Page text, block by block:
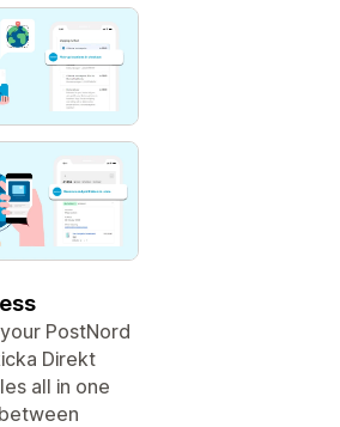
PostNord
Direkt
all in one